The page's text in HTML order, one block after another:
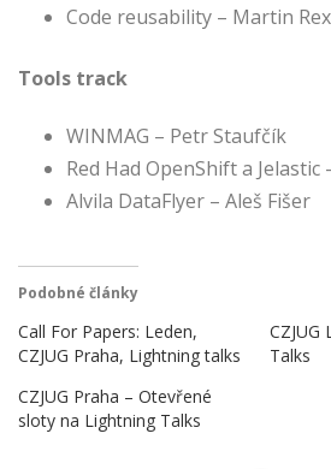
Code reusability – Martin
Tools track
WINMAG – Petr Staufčík
Red Had OpenShift a Jelastic
Alvila DataFlyer – Aleš Fišer
Podobné články
Call For Papers: Leden,
CZJUG Praha, Lightning talks
CZJUG
Talks
CZJUG Praha – Otevřené
sloty na Lightning Talks